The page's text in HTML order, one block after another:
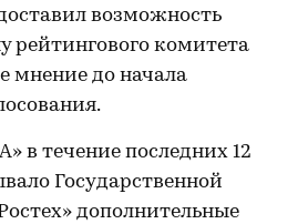
возможность
рейтингового комитета
мнение до начала
в течение последних 12
Государственной
дополнительные